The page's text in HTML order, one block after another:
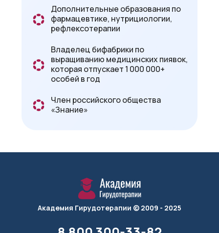
Дополнительные образования по
фармацевтике, нутрициологии,
рефлексотерапии
Член российского общества
«Знание»
Владелец бифабрики по
выращиванию медицинских пиявок,
которая отпускает 1 000 000+
особей в год
Академия Гирудотерапии © 2009 - 2025